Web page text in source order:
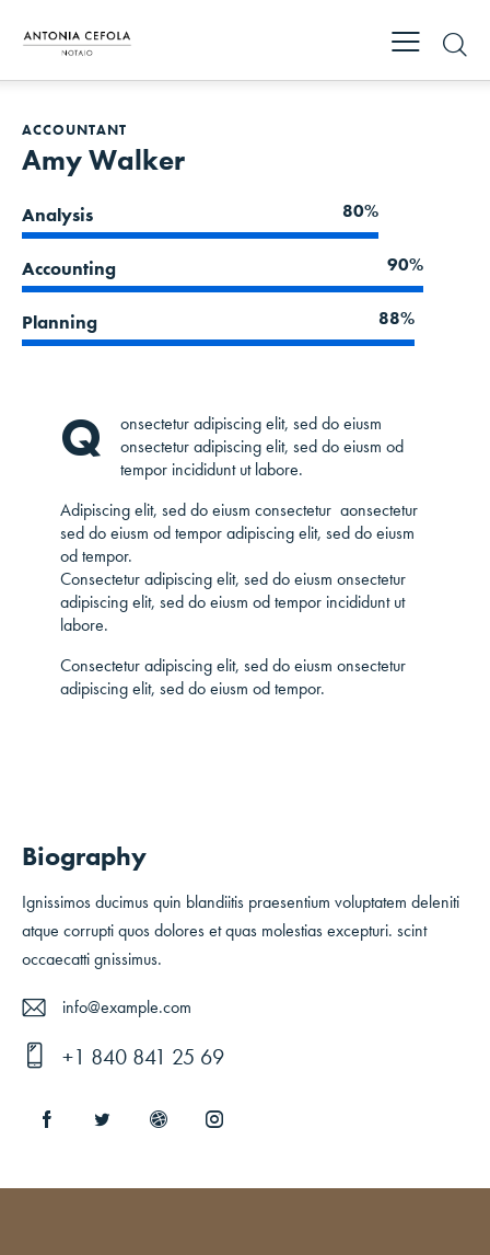
ACCOUNTANT
Amy Walker
Analysis 80%
Accounting 90%
Planning 88%
Q
onsectetur adipiscing elit, sed do eiusm
onsectetur adipiscing elit, sed do eiusm od
tempor incididunt ut labore.
Adipiscing elit, sed do eiusm consectetur aonsectetur
sed do eiusm od tempor adipiscing elit, sed do eiusm
od tempor.
Consectetur adipiscing elit, sed do eiusm onsectetur
adipiscing elit, sed do eiusm od tempor incididunt ut
labore.
Consectetur adipiscing elit, sed do eiusm onsectetur
adipiscing elit, sed do eiusm od tempor.
Biography
Ignissimos ducimus quin blandiitis praesentium voluptatem deleniti
atque corrupti quos dolores et quas molestias excepturi. scint
occaecatti gnissimus.
E-
ma
info@example.com
on
+1 840 841 25 69